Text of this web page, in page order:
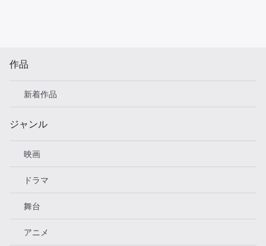
作品
新着作品
ジャンル
映画
ドラマ
舞台
アニメ